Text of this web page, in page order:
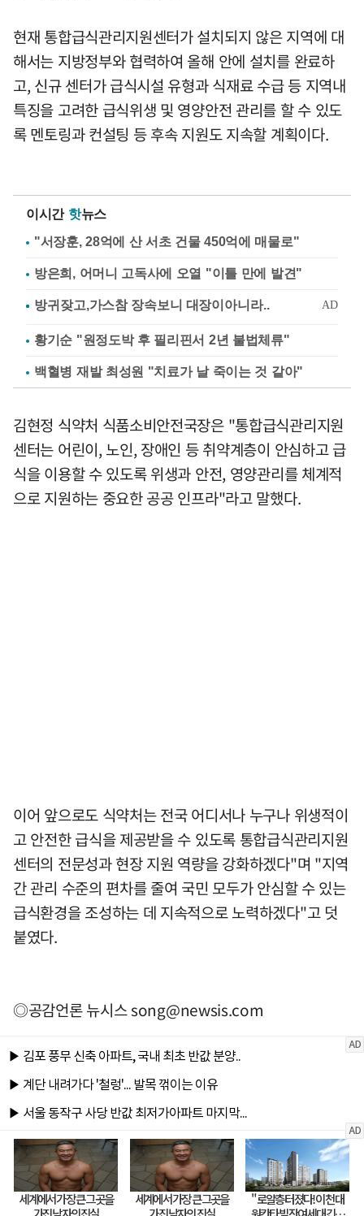
현재 통합급식관리지원센터가 설치되지 않은 지역에 대
해서는 지방정부와 협력하여 올해 안에 설치를 완료하
고, 신규 센터가 급식시설 유형과 식재료 수급 등 지역내
특징을 고려한 급식위생 및 영양안전 관리를 할 수 있도
록 멘토링과 컨설팅 등 후속 지원도 지속할 계획이다.
이시간 핫뉴스
"서장훈, 28억에 산 서초 건물 450억에 매물로"
방은희, 어머니 고독사에 오열 "이틀 만에 발견"
황기순 "원정도박 후 필리핀서 2년 불법체류"
백혈병 재발 최성원 "치료가 날 죽이는 것 같아"
김현정 식약처 식품소비안전국장은 "통합급식관리지원
센터는 어린이, 노인, 장애인 등 취약계층이 안심하고 급
식을 이용할 수 있도록 위생과 안전, 영양관리를 체계적
으로 지원하는 중요한 공공 인프라"라고 말했다.
이어 앞으로도 식약처는 전국 어디서나 누구나 위생적이
고 안전한 급식을 제공받을 수 있도록 통합급식관리지원
센터의 전문성과 현장 지원 역량을 강화하겠다"며 "지역
간 관리 수준의 편차를 줄여 국민 모두가 안심할 수 있는
급식환경을 조성하는 데 지속적으로 노력하겠다"고 덧
붙였다.
◎공감언론 뉴시스song@newsis.com